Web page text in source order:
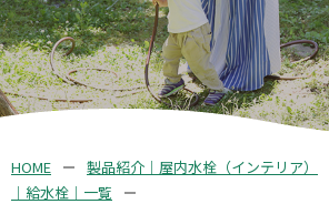
HOME
製品紹介｜屋内水栓（インテリア）
｜給水栓｜一覧